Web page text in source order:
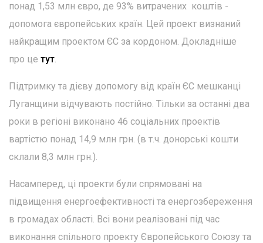
понад 1,53 млн євро, де 93% витрачених коштів -
допомога європейських країн. Цей проект визнаний
найкращим проектом ЄС за кордоном. Докладніше
про це тут.
Підтримку та дієву допомогу від країн ЄС мешканці
Луганщини відчувають постійно. Тільки за останні два
роки в регіоні виконано 46 соціальних проектів
вартістю понад 14,9 млн грн. (в т.ч. донорські кошти
склали 8,3 млн грн.).
Насамперед, ці проекти були спрямовані на
підвищення енергоефективності та енергозбереження
в громадах області. Всі вони реалізовані під час
виконання спільного проекту Європейського Союзу та